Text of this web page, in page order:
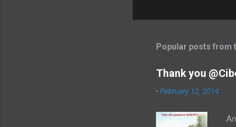
m
n
t
s
Popular posts from
Thank you
-February 12, 2014